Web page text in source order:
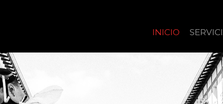
INICIO